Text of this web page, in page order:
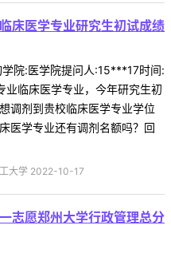
床医学专业研究生初试成绩
院:医学院提问人:15***17时间:
临床医学专业，今年研究生初
调剂到贵校临床医学专业学位
医学专业还有调剂名额吗？回
大学 2022-10-17
志愿郑州大学行政管理总分